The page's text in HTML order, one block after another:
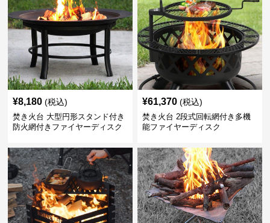
¥8,180 (税込)
焚き火台 大型円形スタンド付き
防火網付きファイヤーディスク
¥61,370 (税込)
焚き火台 2段式回転網付き多機
能ファイヤーディスク